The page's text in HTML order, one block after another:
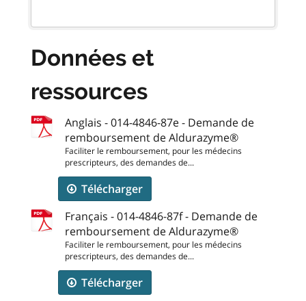
Données et
ressources
Anglais - 014-4846-87e - Demande de
remboursement de Aldurazyme®
Faciliter le remboursement, pour les médecins
prescripteurs, des demandes de...
Télécharger
Français - 014-4846-87f - Demande de
remboursement de Aldurazyme®
Faciliter le remboursement, pour les médecins
prescripteurs, des demandes de...
Télécharger